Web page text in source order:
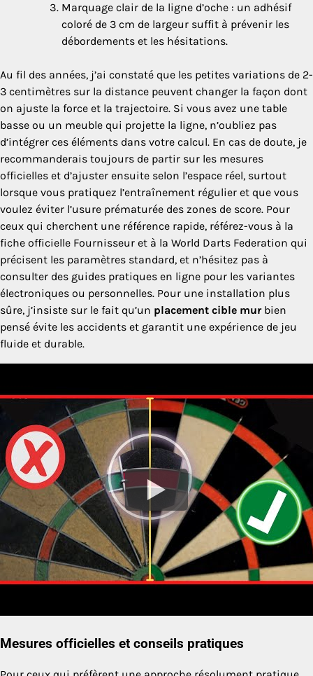
Marquage clair de la ligne d’oche : un adhésif
coloré de 3 cm de largeur suffit à prévenir les
débordements et les hésitations.
Au fil des années, j’ai constaté que les petites variations de 2-
3 centimètres sur la distance peuvent changer la façon dont
on ajuste la force et la trajectoire. Si vous avez une table
basse ou un meuble qui projette la ligne, n’oubliez pas
d’intégrer ces éléments dans votre calcul. En cas de doute, je
recommanderais toujours de partir sur les mesures
officielles et d’ajuster ensuite selon l’espace réel, surtout
lorsque vous pratiquez l’entraînement régulier et que vous
voulez éviter l’usure prématurée des zones de score. Pour
ceux qui cherchent une référence rapide, référez-vous à la
fiche officielle Fournisseur et à la World Darts Federation qui
précisent les paramètres standard, et n’hésitez pas à
consulter des guides pratiques en ligne pour les variantes
électroniques ou personnelles. Pour une installation plus
sûre, j’insiste sur le fait qu’un placement cible murbien
pensé évite les accidents et garantit une expérience de jeu
fluide et durable.
Mesures officielles et conseils pratiques